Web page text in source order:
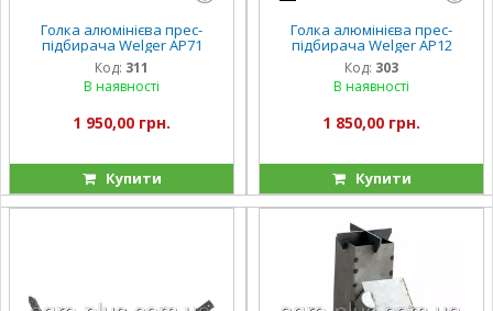
Голка алюмінієва прес-
підбирача Welger АР71
Код: 311
В наявності
1 950,00 грн.
Купити
Голка алюмінієва прес-
підбирача Welger АР12
Код: 303
В наявності
1 850,00 грн.
Купити